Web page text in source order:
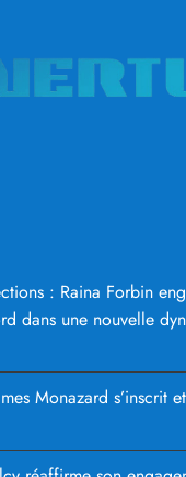
: Raina Forbin
dans une nouvelle
Monazard s’inscrit